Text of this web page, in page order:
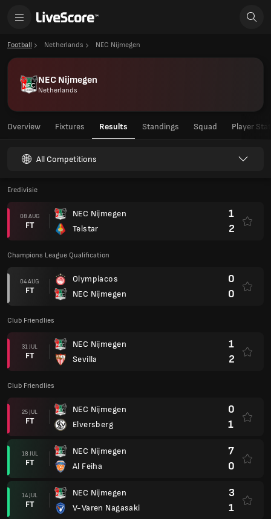
Football Netherlands NEC Nijmegen
NEC Nijmegen
Netherlands
Overview Fixtures Results Standings Squad Player
All Competitions
Eredivisie
08 AUG
FT
NEC Nijmegen
Telstar
1
2
Champions League Qualification
04 AUG
FT
Olympiacos
NEC Nijmegen
0
0
Club Friendlies
31 JUL
FT
NEC Nijmegen
Sevilla
1
2
Club Friendlies
25 JUL
FT
NEC Nijmegen
Elversberg
0
1
18 JUL
FT
NEC Nijmegen
Al Feiha
7
0
14 JUL
FT
NEC Nijmegen
V-Varen Nagasaki
3
1